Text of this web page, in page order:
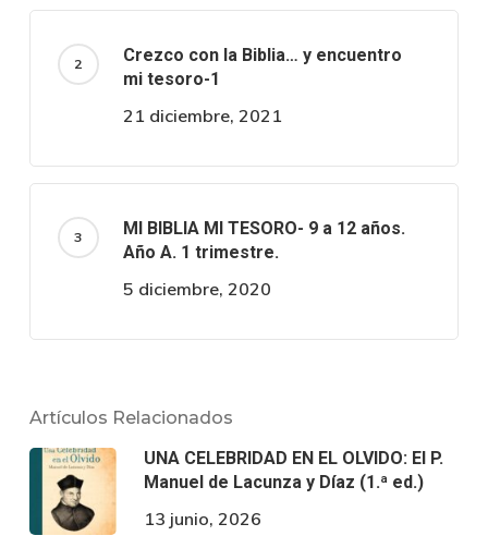
Crezco con la Biblia… y encuentro
mi tesoro-1
21 diciembre, 2021
MI BIBLIA MI TESORO- 9 a 12 años.
Año A. 1 trimestre.
5 diciembre, 2020
Artículos Relacionados
UNA CELEBRIDAD EN EL OLVIDO: El P.
Manuel de Lacunza y Díaz (1.ª ed.)
13 junio, 2026